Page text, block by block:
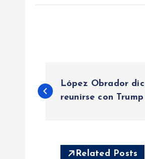
a
López Obrador
reunirse con
Related Posts